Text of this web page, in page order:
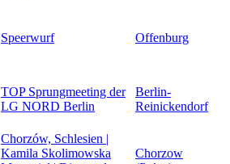
Speerwurf Offenburg
TOP Sprungmeeting der
LG NORD Berlin
Berlin-
Reinickendorf
Chorzów, Schlesien |
Kamila Skolimowska
Chorzow